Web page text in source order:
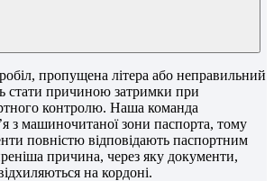
пропущена літера або неправильний
стати причиною затримки при
контролю. Наша команда
з машиночитаної зони паспорта, тому
повністю відповідають паспортним
причина, через яку документи,
на кордоні.